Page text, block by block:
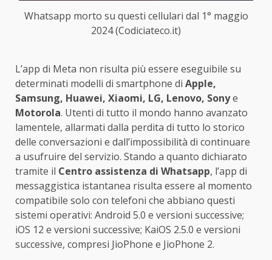
Whatsapp morto su questi cellulari dal 1° maggio
2024 (Codiciateco.it)
L’app di Meta non risulta più essere eseguibile su
determinati modelli di smartphone di Apple,
Samsung, Huawei, Xiaomi, LG, Lenovo, Sonye
Motorola. Utenti di tutto il mondo hanno avanzato
lamentele, allarmati dalla perdita di tutto lo storico
delle conversazioni e dall’impossibilità di continuare
a usufruire del servizio. Stando a quanto dichiarato
tramite il Centro assistenza di Whatsapp, l’app di
messaggistica istantanea risulta essere al momento
compatibile solo con telefoni che abbiano questi
sistemi operativi: Android 5.0 e versioni successive;
iOS 12 e versioni successive; KaiOS 2.5.0 e versioni
successive, compresi JioPhone e JioPhone 2.